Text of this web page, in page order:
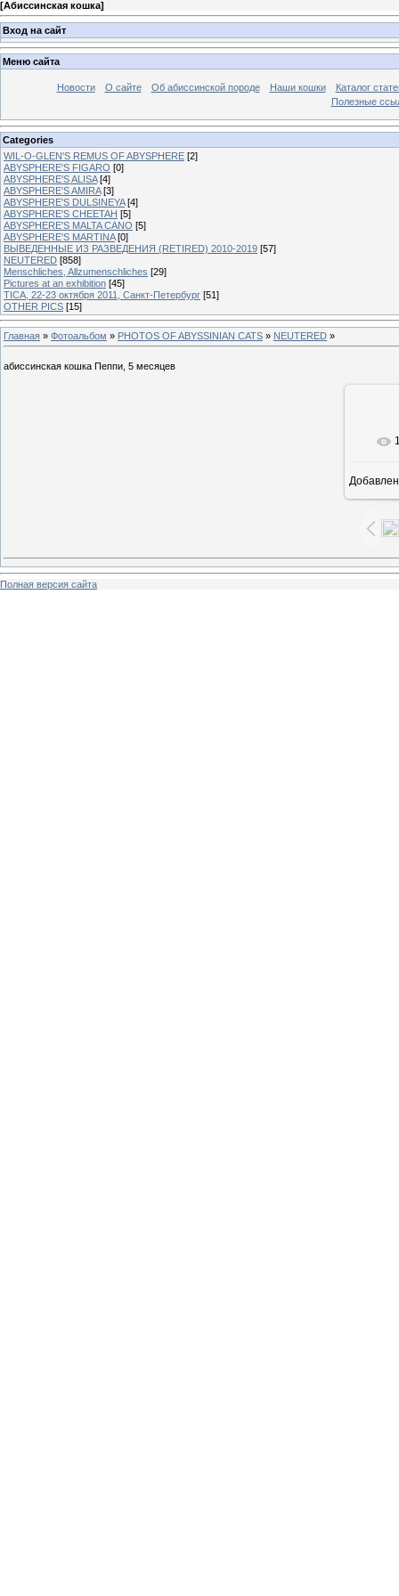
[Абиссинская кошка]
Вход на сайт
Меню сайта
Новости О сайте Об абиссинской породе Наши кошки
Каталог
Полезные
Categories
WIL-O-GLEN'S REMUS OF ABYSPHERE [2]
ABYSPHERE'S FIGARO [0]
ABYSPHERE'S ALISA [4]
ABYSPHERE'S AMIRA [3]
ABYSPHERE'S DULSINEYA [4]
ABYSPHERE'S CHEETAH [5]
ABYSPHERE'S MALTA CANO [5]
ABYSPHERE'S MARTINA [0]
ВЫВЕДЕННЫЕ ИЗ РАЗВЕДЕНИЯ (RETIRED) 2010-2019 [57]
NEUTERED [858]
Menschliches, Allzumenschliches [29]
Pictures at an exhibition [45]
TICA, 22-23 октября 2011, Санкт-Петербург [51]
OTHER PICS [15]
Главная » Фотоальбом » PHOTOS OF ABYSSINIAN CATS » NEUTERED »
абиссинская кошка Пеппи, 5 месяцев
Полная версия сайта